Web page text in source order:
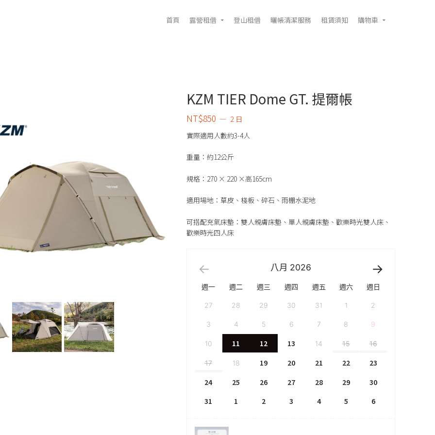
首頁 露營租借 登山租借 曬帳清潔服務 租賃須知 購物車
KZM TIER Dome GT. 提爾帳
NT$850 2 日
實際適用人數約3-4人
重量：約12公斤
規格：270 × 220 ×高165cm
適用場地：草皮、棧板、碎石、雨棚水泥地
可搭配充氣床墊：雙人親膚床墊、單人親膚床墊、歡樂時光雙人床、
歡樂時光四人床
八月 2026
週一 週二 週三 週四 週五 週六 週日
27 28 29 30 31 1 2
3 4 5 6 7 8 9
10 11 12 13 14 15 16
17 18 19 20 21 22
23
24
25 26 27 28 29
30
31
1 2 3 4 5 6